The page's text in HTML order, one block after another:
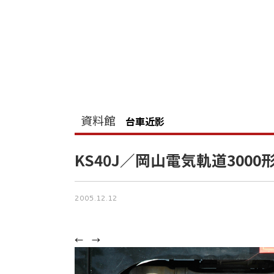
資料館 台車近影
KS40J／岡山電気軌道3000
2005.12.12
← →